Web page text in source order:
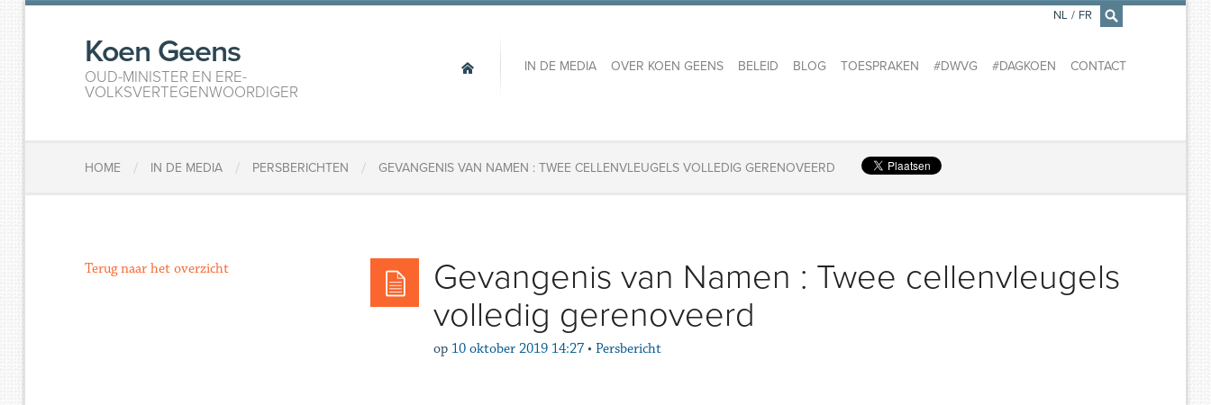
×
Koen Geens
OUD-MINISTER EN ERE-
VOLKSVERTEGENWOORDIGER
IN DE MEDIA OVER KOEN GEENS BELEID BLOG TOESPRAKEN #DWVG #DAGKOEN CONTACT
NL / FR
HOME / IN DE MEDIA / PERSBERICHTEN / GEVANGENIS VAN NAMEN : TWEE CELLENVLEUGELS VOLLEDIG GERENOVEERD
Gevangenis van Namen : Twee cellenvleugels
volledig gerenoveerd
op 10 oktober 2019 14:27 • Persbericht
Terug naar het overzicht